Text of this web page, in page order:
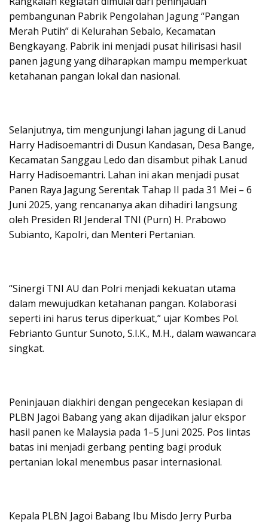
pembangunan Pabrik Pengolahan Jagung “Pangan
Merah Putih” di Kelurahan Sebalo, Kecamatan
Bengkayang. Pabrik ini menjadi pusat hilirisasi hasil
panen jagung yang diharapkan mampu memperkuat
ketahanan pangan lokal dan nasional.
Selanjutnya, tim mengunjungi lahan jagung di Lanud
Harry Hadisoemantri di Dusun Kandasan, Desa Bange,
Kecamatan Sanggau Ledo dan disambut pihak Lanud
Harry Hadisoemantri. Lahan ini akan menjadi pusat
Panen Raya Jagung Serentak Tahap II pada 31 Mei – 6
Juni 2025, yang rencananya akan dihadiri langsung
oleh Presiden RI Jenderal TNI (Purn) H. Prabowo
Subianto, Kapolri, dan Menteri Pertanian.
“Sinergi TNI AU dan Polri menjadi kekuatan utama
dalam mewujudkan ketahanan pangan. Kolaborasi
seperti ini harus terus diperkuat,” ujar Kombes Pol.
Febrianto Guntur Sunoto, S.I.K., M.H., dalam wawancara
singkat.
Peninjauan diakhiri dengan pengecekan kesiapan di
PLBN Jagoi Babang yang akan dijadikan jalur ekspor
hasil panen ke Malaysia pada 1–5 Juni 2025. Pos lintas
batas ini menjadi gerbang penting bagi produk
pertanian lokal menembus pasar internasional.
Kepala PLBN Jagoi Babang Ibu Misdo Jerry Purba